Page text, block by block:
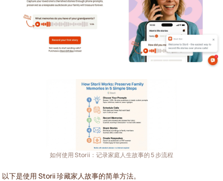
如何使用 Storii：记录家庭人生故事的 5 步流程
以下是使用 Storii 珍藏家人故事的简单方法。